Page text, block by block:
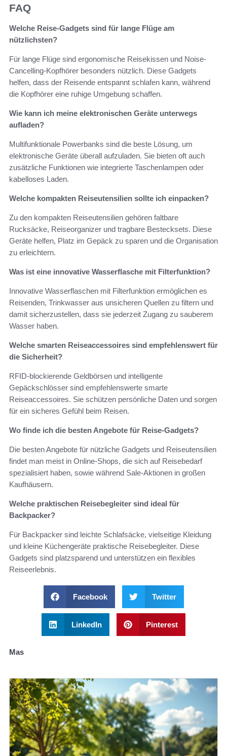
FAQ
Welche Reise-Gadgets sind für lange Flüge am
nützlichsten?
Für lange Flüge sind ergonomische Reisekissen und Noise-
Cancelling-Kopfhörer besonders nützlich. Diese Gadgets
helfen, dass der Reisende entspannt schlafen kann, während
die Kopfhörer eine ruhige Umgebung schaffen.
Wie kann ich meine elektronischen Geräte unterwegs
aufladen?
Multifunktionale Powerbanks sind die beste Lösung, um
elektronische Geräte überall aufzuladen. Sie bieten oft auch
zusätzliche Funktionen wie integrierte Taschenlampen oder
kabelloses Laden.
Welche kompakten Reiseutensilien sollte ich einpacken?
Zu den kompakten Reiseutensilien gehören faltbare
Rucksäcke, Reiseorganizer und tragbare Bestecksets. Diese
Geräte helfen, Platz im Gepäck zu sparen und die Organisation
zu erleichtern.
Was ist eine innovative Wasserflasche mit Filterfunktion?
Innovative Wasserflaschen mit Filterfunktion ermöglichen es
Reisenden, Trinkwasser aus unsicheren Quellen zu filtern und
damit sicherzustellen, dass sie jederzeit Zugang zu sauberem
Wasser haben.
Welche smarten Reiseaccessoires sind empfehlenswert für
die Sicherheit?
RFID-blockierende Geldbörsen und intelligente
Gepäckschlösser sind empfehlenswerte smarte
Reiseaccessoires. Sie schützen persönliche Daten und sorgen
für ein sicheres Gefühl beim Reisen.
Wo finde ich die besten Angebote für Reise-Gadgets?
Die besten Angebote für nützliche Gadgets und Reiseutensilien
findet man meist in Online-Shops, die sich auf Reisebedarf
spezialisiert haben, sowie während Sale-Aktionen in großen
Kaufhäusern.
Welche praktischen Reisebegleiter sind ideal für
Backpacker?
Für Backpacker sind leichte Schlafsäcke, vielseitige Kleidung
und kleine Küchengeräte praktische Reisebegleiter. Diese
Gadgets sind platzsparend und unterstützen ein flexibles
Reiseerlebnis.
Facebook Twitter
LinkedIn Pinterest
Mas